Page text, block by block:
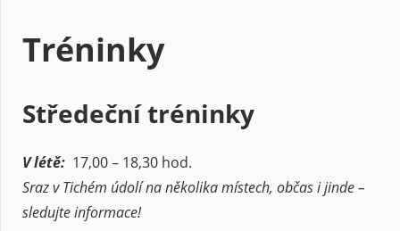
Tréninky
Středeční tréninky
V létě: 17,00 – 18,30 hod.
Sraz v Tichém údolí na několika místech, občas i jinde –
sledujte informace!